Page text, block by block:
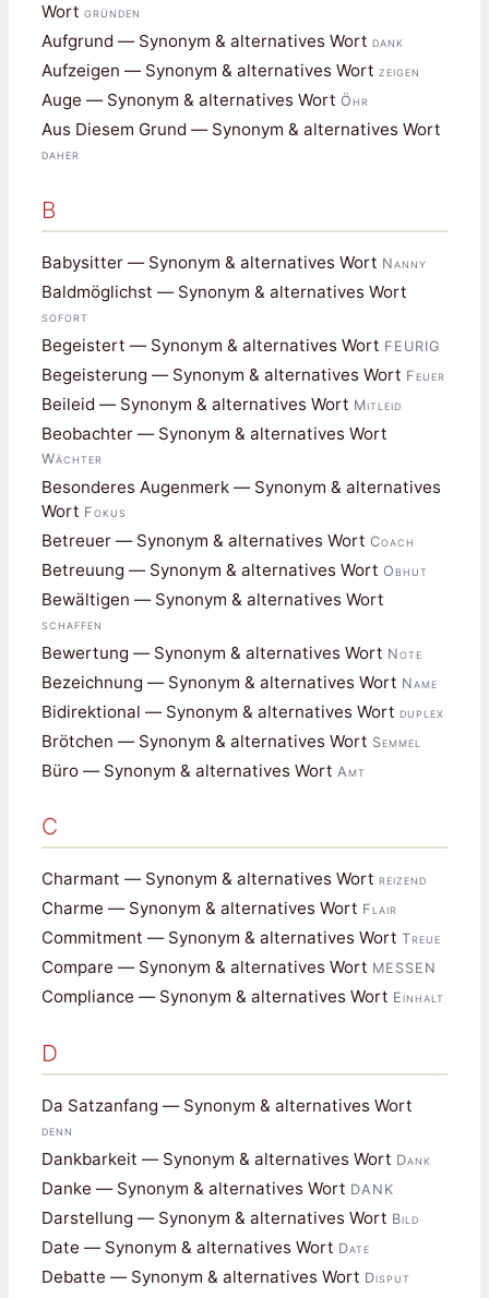
Wort gründen
Aufgrund — Synonym & alternatives Wort dank
Aufzeigen — Synonym & alternatives Wort zeigen
Auge — Synonym & alternatives Wort Öhr
Aus Diesem Grund — Synonym & alternatives Wort
daher
B
Babysitter — Synonym & alternatives Wort Nanny
Baldmöglichst — Synonym & alternatives Wort
sofort
Begeistert — Synonym & alternatives Wort FEURIG
Begeisterung — Synonym & alternatives Wort Feuer
Beileid — Synonym & alternatives Wort Mitleid
Beobachter — Synonym & alternatives Wort
Wächter
Besonderes Augenmerk — Synonym & alternatives
Wort Fokus
Betreuer — Synonym & alternatives Wort Coach
Betreuung — Synonym & alternatives Wort Obhut
Bewältigen — Synonym & alternatives Wort
schaffen
Bewertung — Synonym & alternatives Wort Note
Bezeichnung — Synonym & alternatives Wort Name
Bidirektional — Synonym & alternatives Wort duplex
Brötchen — Synonym & alternatives Wort Semmel
Büro — Synonym & alternatives Wort Amt
C
Charmant — Synonym & alternatives Wort reizend
Charme — Synonym & alternatives Wort Flair
Commitment — Synonym & alternatives Wort Treue
Compare — Synonym & alternatives Wort MESSEN
Compliance — Synonym & alternatives Wort Einhalt
D
Da Satzanfang — Synonym & alternatives Wort
denn
Dankbarkeit — Synonym & alternatives Wort Dank
Danke — Synonym & alternatives Wort DANK
Darstellung — Synonym & alternatives Wort Bild
Date — Synonym & alternatives Wort Date
Debatte — Synonym & alternatives Wort Disput